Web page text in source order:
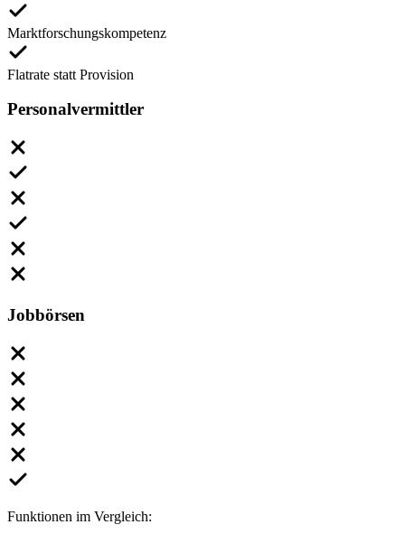
Marktforschungskompetenz
Flatrate statt Provision
Personalvermittler
Jobbörsen
Funktionen im Vergleich: